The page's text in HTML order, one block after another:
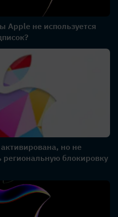
Apple не используется
но не
региональную блокировку